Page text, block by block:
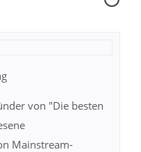
von "Die besten
Mainstream-